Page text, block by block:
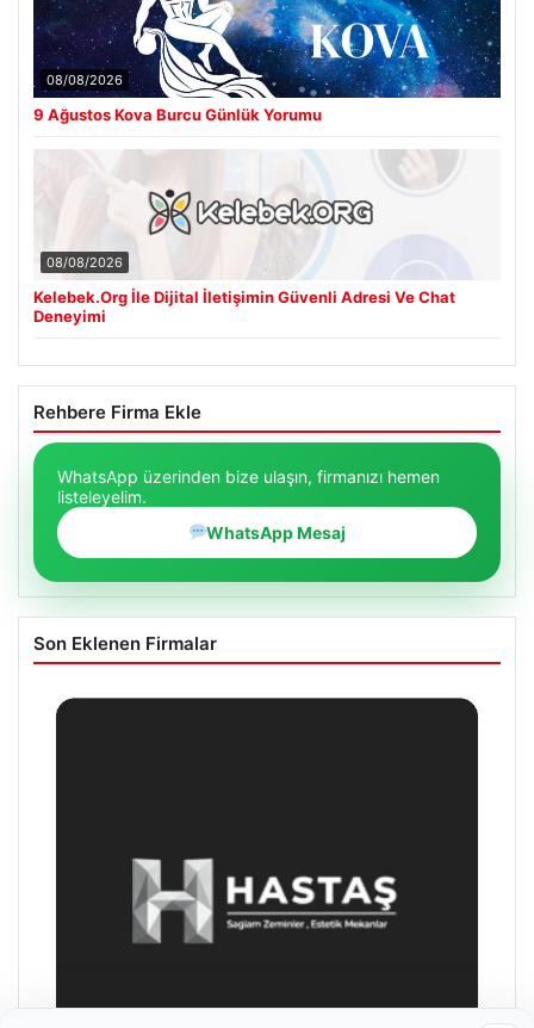
08/08/2026
9 Ağustos Kova Burcu Günlük Yorumu
08/08/2026
Kelebek.Org İle Dijital İletişimin Güvenli Adresi Ve Chat
Deneyimi
Rehbere Firma Ekle
WhatsApp üzerinden bize ulaşın, firmanızı hemen
listeleyelim.
WhatsApp Mesaj
Son Eklenen Firmalar